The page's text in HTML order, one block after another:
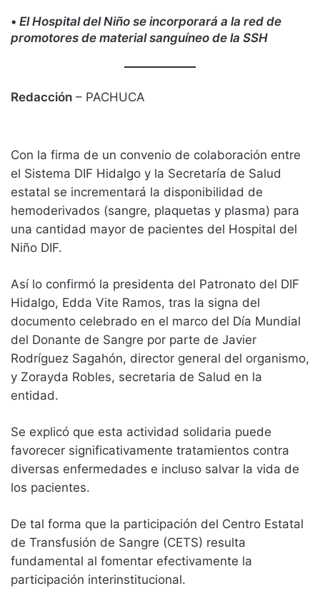
• El Hospital del Niño se incorporará a la red de
promotores de material sanguíneo de la SSH
Redacción – PACHUCA
Con la firma de un convenio de colaboración entre
el Sistema DIF Hidalgo y la Secretaría de Salud
estatal se incrementará la disponibilidad de
hemoderivados (sangre, plaquetas y plasma) para
una cantidad mayor de pacientes del Hospital del
Niño DIF.
Así lo confirmó la presidenta del Patronato del DIF
Hidalgo, Edda Vite Ramos, tras la signa del
documento celebrado en el marco del Día Mundial
del Donante de Sangre por parte de Javier
Rodríguez Sagahón, director general del organismo,
y Zorayda Robles, secretaria de Salud en la
entidad.
Se explicó que esta actividad solidaria puede
favorecer significativamente tratamientos contra
diversas enfermedades e incluso salvar la vida de
los pacientes.
De tal forma que la participación del Centro Estatal
de Transfusión de Sangre (CETS) resulta
fundamental al fomentar efectivamente la
participación interinstitucional.